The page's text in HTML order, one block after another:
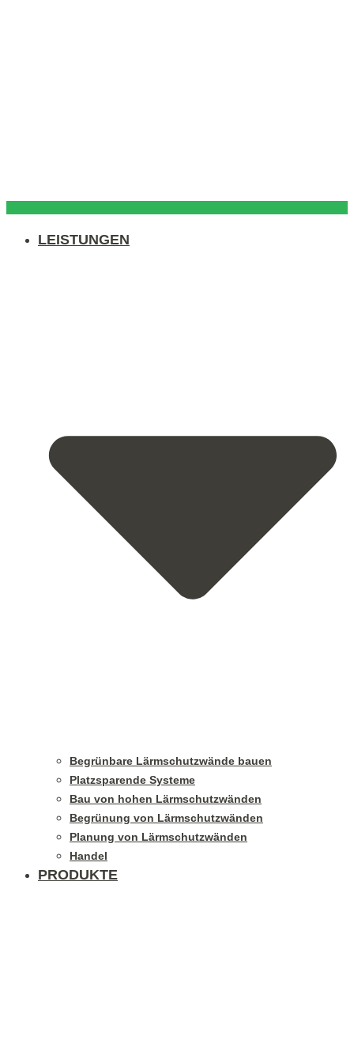
LEISTUNGEN
Begrünbare Lärmschutzwände bauen
Platzsparende Systeme
Bau von hohen Lärmschutzwänden
Begrünung von Lärmschutzwänden
Planung von Lärmschutzwänden
Handel
PRODUKTE